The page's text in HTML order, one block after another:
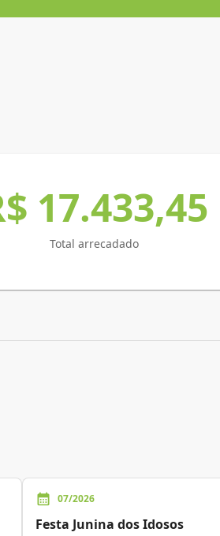
17.433,45
Total arrecadado
07/2026
Festa Junina dos Idosos